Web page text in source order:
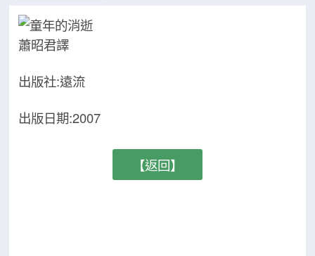
蕭昭君譯
出版社:遠流
出版日期:2007
【返回】